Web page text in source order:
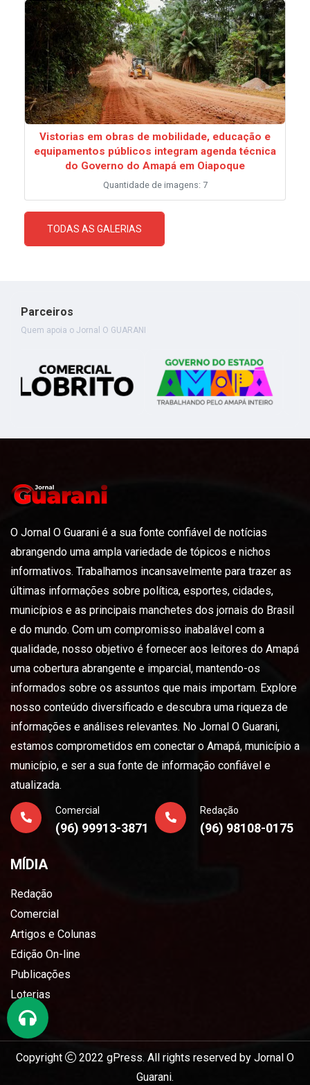
Vistorias em obras de mobilidade, educação e
equipamentos públicos integram agenda técnica
do Governo do Amapá em Oiapoque
Quantidade de imagens: 7
TODAS AS GALERIAS
Parceiros
Quem apoia o Jornal O GUARANI
O Jornal O Guarani é a sua fonte confiável de notícias
abrangendo uma ampla variedade de tópicos e nichos
informativos. Trabalhamos incansavelmente para trazer as
últimas informações sobre política, esportes, cidades,
municípios e as principais manchetes dos jornais do Brasil
e do mundo. Com um compromisso inabalável com a
qualidade, nosso objetivo é fornecer aos leitores do Amapá
uma cobertura abrangente e imparcial, mantendo-os
informados sobre os assuntos que mais importam. Explore
nosso conteúdo diversificado e descubra uma riqueza de
informações e análises relevantes. No Jornal O Guarani,
estamos comprometidos em conectar o Amapá, município a
município, e ser a sua fonte de informação confiável e
atualizada.
Comercial
(96) 99913-3871
Redação
(96) 98108-0175
MÍDIA
Redação
Comercial
Artigos e Colunas
Edição On-line
Publicações
Loterias
Copyright 2022 gPress. All rights reserved by Jornal O
Guarani.